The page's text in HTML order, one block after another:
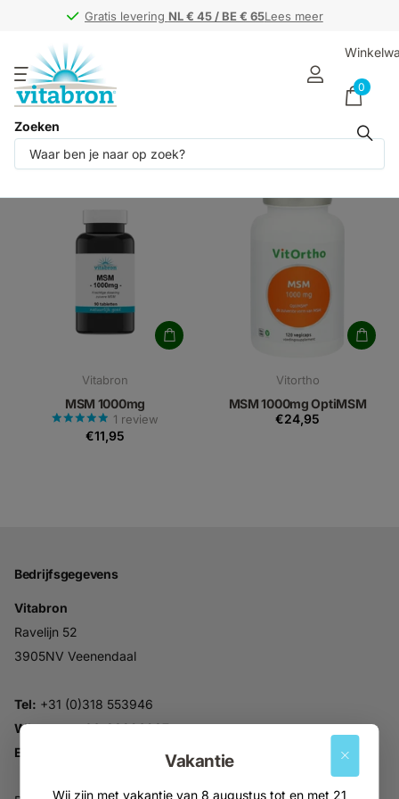
Gratis levering NL € 45 / BE € 65Lees meer
Gratis levering NL € 45 / BE € 65
Zoeken
0
Vakantie
Wij zijn met vakantie van 8 augustus tot en met 21
Producten (2)
Vitabron
MSM 1000mg
1 review
€11,95
Vitortho
MSM 1000mg OptiMSM
€24,95
Bedrijfsgegevens
Vitabron
Ravelijn 52
3905NV Veenendaal
Tel: +31 (0)318 553946
Whatsapp:06-30896937
Email: